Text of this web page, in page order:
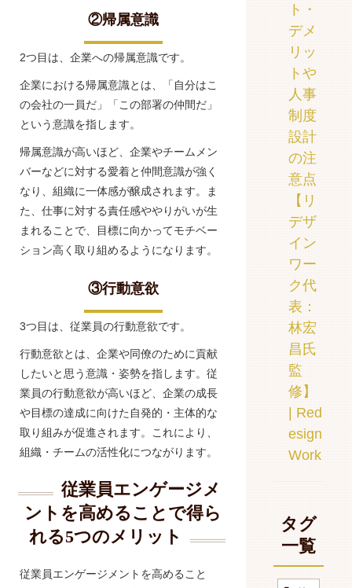
②帰属意識
2つ目は、企業への帰属意識です。
企業における帰属意識とは、「自分はこ
の会社の一員だ」「この部署の仲間だ」
という意識を指します。
帰属意識が高いほど、企業やチームメン
バーなどに対する愛着と仲間意識が強く
なり、組織に一体感が醸成されます。ま
た、仕事に対する責任感ややりがいが生
まれることで、目標に向かってモチベー
ション高く取り組めるようになります。
③行動意欲
3つ目は、従業員の行動意欲です。
行動意欲とは、企業や同僚のために貢献
したいと思う意識・姿勢を指します。従
業員の行動意欲が高いほど、企業の成長
や目標の達成に向けた自発的・主体的な
取り組みが促進されます。これにより、
組織・チームの活性化につながります。
従業員エンゲージメ
ントを高めることで得ら
れる5つのメリット
従業員エンゲージメントを高めること
ト・
デメ
リッ
トや
人事
制度
設計
の注
意点
【リ
デザ
イン
ワー
ク代
表：
林宏
昌氏
監
修】
| Red
esign
Work
タグ
一覧